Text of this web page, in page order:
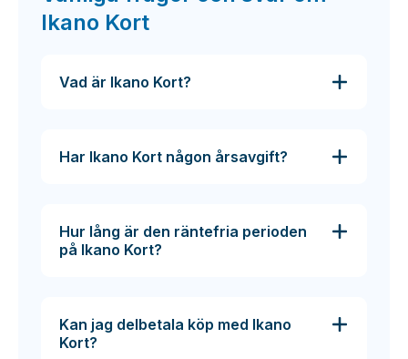
Ikano Kort
Vad är Ikano Kort?
Har Ikano Kort någon årsavgift?
Hur lång är den räntefria perioden
på Ikano Kort?
Kan jag delbetala köp med Ikano
Kort?